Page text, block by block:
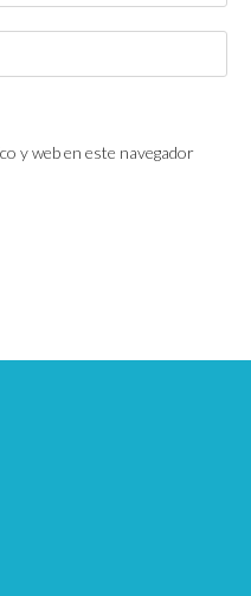
y web en este navegador